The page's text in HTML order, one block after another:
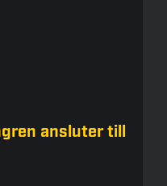
ansluter till